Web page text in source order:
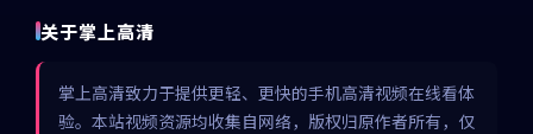
关于掌上高清
掌上高清致力于提供更轻、更快的手机高清视频在线看体
验。本站视频资源均收集自网络，版权归原作者所有，仅